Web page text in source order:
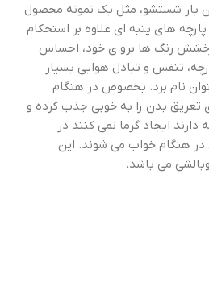
بار شستشو، مثل یک نمونه محصول
های پنبه ای علاوه بر استحکام
رنگ ها برو ی خود، احساس
تنفس و تبادل هوایی بسیار
نام برد. بخصوص در هنگام
تعریق بدن را به خوبی جذب کرده و
ایجاد گرما نمی کنند در
هنگام خواب می شوند. این
می باشد.